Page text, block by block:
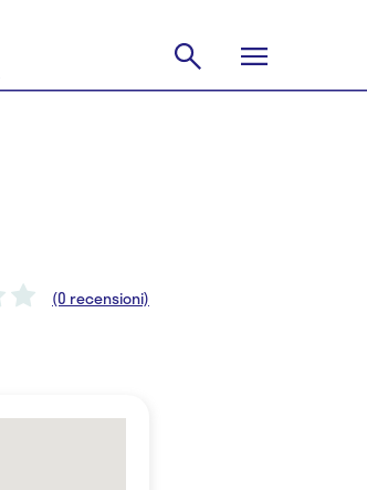
(0 recensioni)